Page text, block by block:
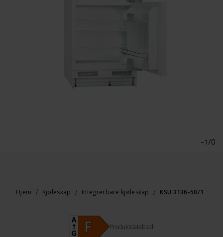
-1/0
Hjem Kjøleskap Integrerbare kjøleskap KSU 3136-50/1
Produktdatablad